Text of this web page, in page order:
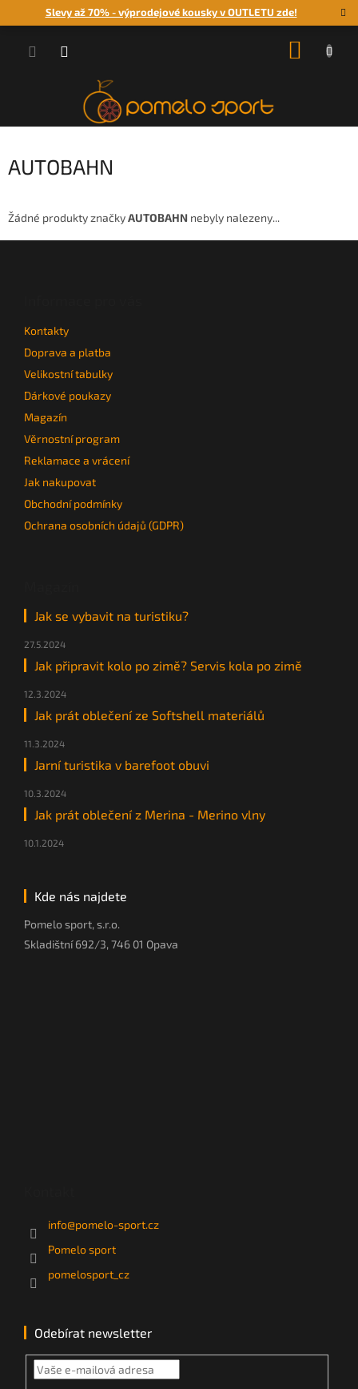
Slevy až 70% - výprodejové kousky v OUTLETU zde!
AUTOBAHN
Žádné produkty značkyAUTOBAHN nebyly nalezeny...
Kontakty
Doprava a platba
Velikostní tabulky
Dárkové poukazy
Magazín
Věrnostní program
Reklamace a vrácení
Jak nakupovat
Obchodní podmínky
Ochrana osobních údajů (GDPR)
Jak se vybavit na turistiku?
27.5.2024
Jak připravit kolo po zimě? Servis kola po zimě
12.3.2024
Jak prát oblečení ze Softshell materiálů
11.3.2024
Jarní turistika v barefoot obuvi
10.3.2024
Jak prát oblečení z Merina - Merino vlny
10.1.2024
Kde nás najdete
Pomelo sport, s.r.o.
Skladištní 692/3, 746 01 Opava
info@pomelo-sport.cz
Pomelo sport
pomelosport_cz
Odebírat newsletter